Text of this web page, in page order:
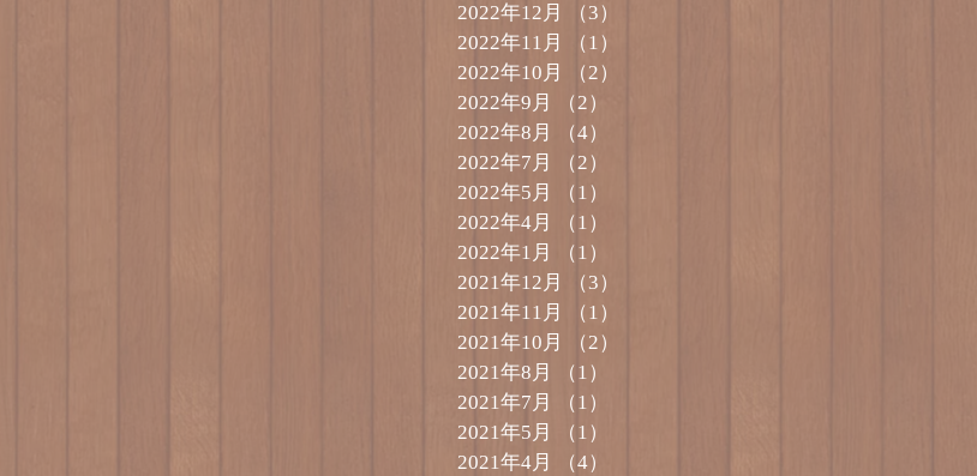
2022年12月
（3）
2022年11月
（1）
2022年10月
（2）
2022年9月
（2）
2022年8月
（4）
2022年7月
（2）
2022年5月
（1）
2022年4月
（1）
2022年1月
（1）
2021年12月
（3）
2021年11月
（1）
2021年10月
（2）
2021年8月
（1）
2021年7月
（1）
2021年5月
（1）
2021年4月
（4）